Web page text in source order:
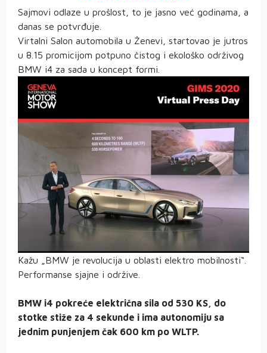
Sajmovi odlaze u prošlost, to je jasno već godinama, a
danas se potvrđuje.
Virtalni Salon automobila u Ženevi, startovao je jutros
u 8.15 promicijom potpuno čistog i ekološko održivog
BMW i4 za sada u koncept formi.
Kažu „BMW je revolucija u oblasti elektro mobilnosti“.
Performanse sjajne i održive.
BMW i4 pokreće električna sila od 530 KS, do
stotke stiže za 4 sekunde i ima autonomiju sa
jednim punjenjem čak 600 km po WLTP.